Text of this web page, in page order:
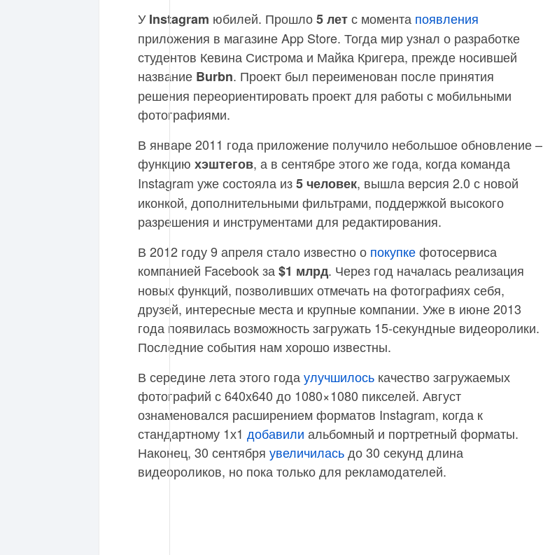
УInstagram юбилей. Прошло5 летс момента появления
приложения в магазине App Store. Тогда мир узнал о разработке
студентов Кевина Систрома и Майка Кригера, прежде носившей
название Burbn. Проект был переименован после принятия
решения переориентировать проект для работы с мобильными
фотографиями.
В январе 2011 года приложение получило небольшое обновление –
функцию хэштегов, а в сентябре этого же года, когда команда
Instagram уже состояла из5 человек, вышла версия 2.0 с новой
иконкой, дополнительными фильтрами, поддержкой высокого
разрешения и инструментами для редактирования.
В 2012 году 9 апреля стало известно о покупкефотосервиса
компанией Facebook за $1 млрд. Через год началась реализация
новых функций, позволивших отмечать на фотографиях себя,
друзей, интересные места и крупные компании. Уже в июне 2013
года появилась возможность загружать 15-секундные видеоролики.
Последние события нам хорошо известны.
В середине лета этого года улучшилось качество загружаемых
фотографий с 640х640 до 1080×1080 пикселей. Август
ознаменовался расширением форматов Instagram, когда к
стандартному 1х1 добавили альбомный и портретный форматы.
Наконец, 30 сентября увеличиласьдо 30 секунд длина
видеороликов, но пока только для рекламодателей.